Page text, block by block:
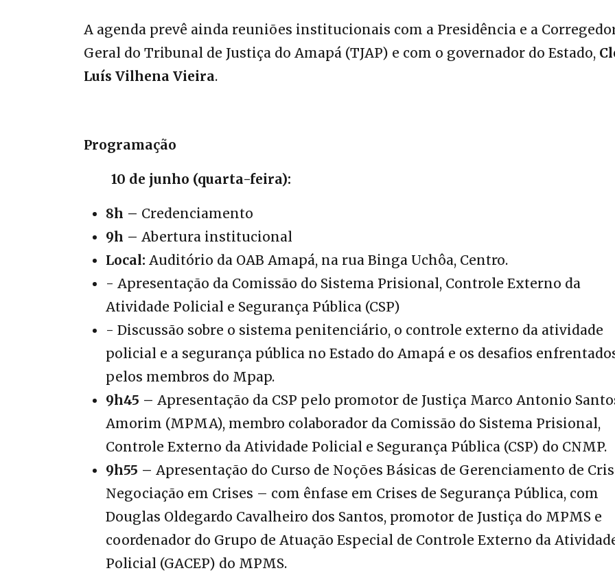
‎A agenda prevê ainda reuniões institucionais com a Presidência e a
Geral do Tribunal de Justiça do Amapá (TJAP) e com o governador do Estado,
Luís Vilhena Vieira.
‎Programação
‎10 de junho (quarta-feira):
8h – Credenciamento
‎9h – Abertura institucional
‎Local: Auditório da OAB Amapá, na rua Binga Uchôa, Centro.
‎- Apresentação da Comissão do Sistema Prisional, Controle Externo da
Atividade Policial e Segurança Pública (CSP)
‎- Discussão sobre o sistema penitenciário, o controle externo da atividade
policial e a segurança pública no Estado do Amapá e os desafios
pelos membros do Mpap.
‎9h45 – Apresentação da CSP pelo promotor de Justiça Marco Antonio
Amorim (MPMA), membro colaborador da Comissão do Sistema Prisional,
Controle Externo da Atividade Policial e Segurança Pública (CSP) do CNMP.
9h55 – Apresentação do Curso de Noções Básicas de Gerenciamento de
Negociação em Crises – com ênfase em Crises de Segurança Pública, com
Douglas Oldegardo Cavalheiro dos Santos, promotor de Justiça do MPMS e
coordenador do Grupo de Atuação Especial de Controle Externo da
Policial (GACEP) do MPMS.